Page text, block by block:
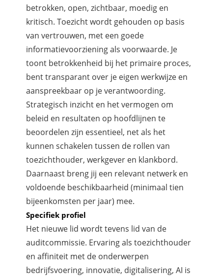
betrokken, open, zichtbaar, moedig en
kritisch. Toezicht wordt gehouden op basis
van vertrouwen, met een goede
informatievoorziening als voorwaarde. Je
toont betrokkenheid bij het primaire proces,
bent transparant over je eigen werkwijze en
aanspreekbaar op je verantwoording.
Strategisch inzicht en het vermogen om
beleid en resultaten op hoofdlijnen te
beoordelen zijn essentieel, net als het
kunnen schakelen tussen de rollen van
toezichthouder, werkgever en klankbord.
Daarnaast breng jij een relevant netwerk en
voldoende beschikbaarheid (minimaal tien
bijeenkomsten per jaar) mee.
Specifiek profiel
Het nieuwe lid wordt tevens lid van de
auditcommissie. Ervaring als toezichthouder
en affiniteit met de onderwerpen
bedrijfsvoering, innovatie, digitalisering, AI is